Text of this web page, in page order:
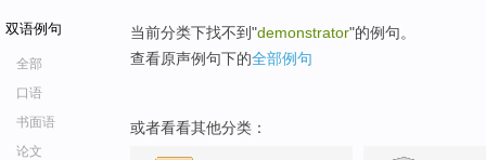
双语例句
全部
口语
书面语
论文
当前分类下找不到"demonstrator"的例句。
查看原声例句下的全部例句
或者看看其他分类：